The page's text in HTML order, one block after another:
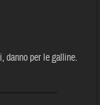
danno per le galline.